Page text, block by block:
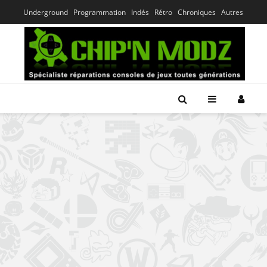
Underground Programmation Indés Rétro Chroniques Autres